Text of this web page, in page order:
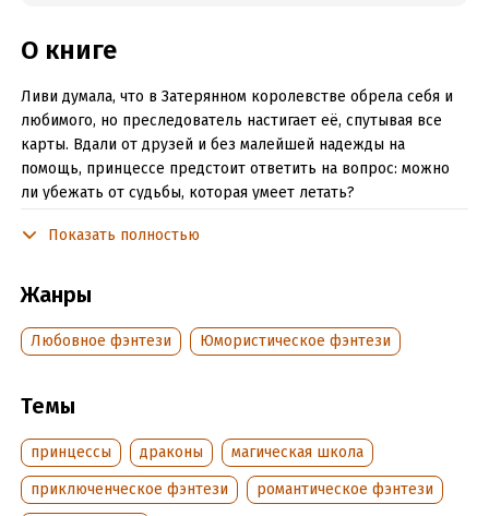
О книге
Ливи думала, что в Затерянном королевстве обрела себя и
любимого, но преследователь настигает её, спутывая все
карты. Вдали от друзей и без малейшей надежды на
помощь, принцессе предстоит ответить на вопрос: можно
ли убежать от судьбы, которая умеет летать?
Дата написания:
Объем:442911
Год издания:2023
Время на чтение:
Показать полностью
Жанры
Любовное фэнтези Юмористическое фэнтези
Темы
принцессы драконы
магическая школа
приключенческое фэнтези
романтическое фэнтези